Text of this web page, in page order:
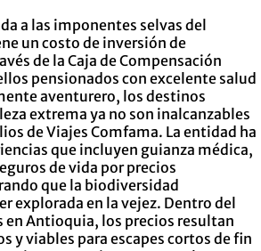
a las imponentes selvas del
un costo de inversión de
de la Caja de Compensación
pensionados con excelente salud
aventurero, los destinos
extrema ya no son inalcanzables
de Viajes Comfama. La entidad ha
que incluyen guianza médica,
de vida por precios
que la biodiversidad
explorada en la vejez. Dentro del
en Antioquia, los precios resultan
y viables para escapes cortos de fin